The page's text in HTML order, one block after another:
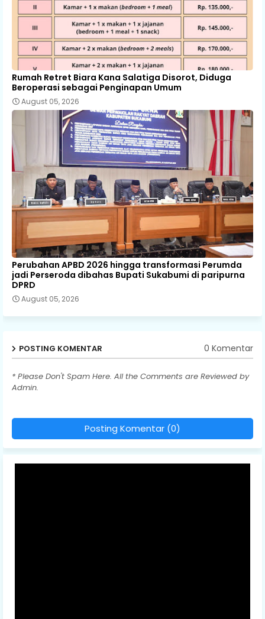
Rumah Retret Biara Kana Salatiga Disorot, Diduga
Beroperasi sebagai Penginapan Umum
August 05, 2026
Perubahan APBD 2026 hingga transformasi Perumda
jadi Perseroda dibahas Bupati Sukabumi di paripurna
DPRD
August 05, 2026
POSTING KOMENTAR 0 Komentar
* Please Don't Spam Here. All the Comments are Reviewed by
Admin.
Posting Komentar (0)